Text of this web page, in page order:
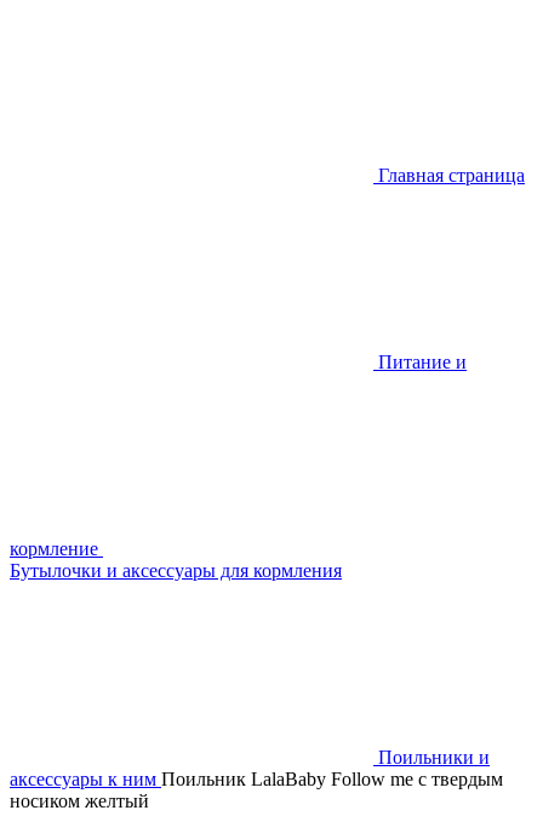
Главная страница
Питание и
кормление
Бутылочки и аксессуары для кормления
Поильники и
аксессуары к ним Поильник LalaBaby Follow me с твердым
носиком желтый